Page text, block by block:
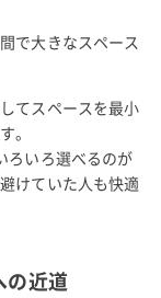
で大きなスペース
てスペースを最小
。
ろいろ選べるのが
けていた人も快適
の近道